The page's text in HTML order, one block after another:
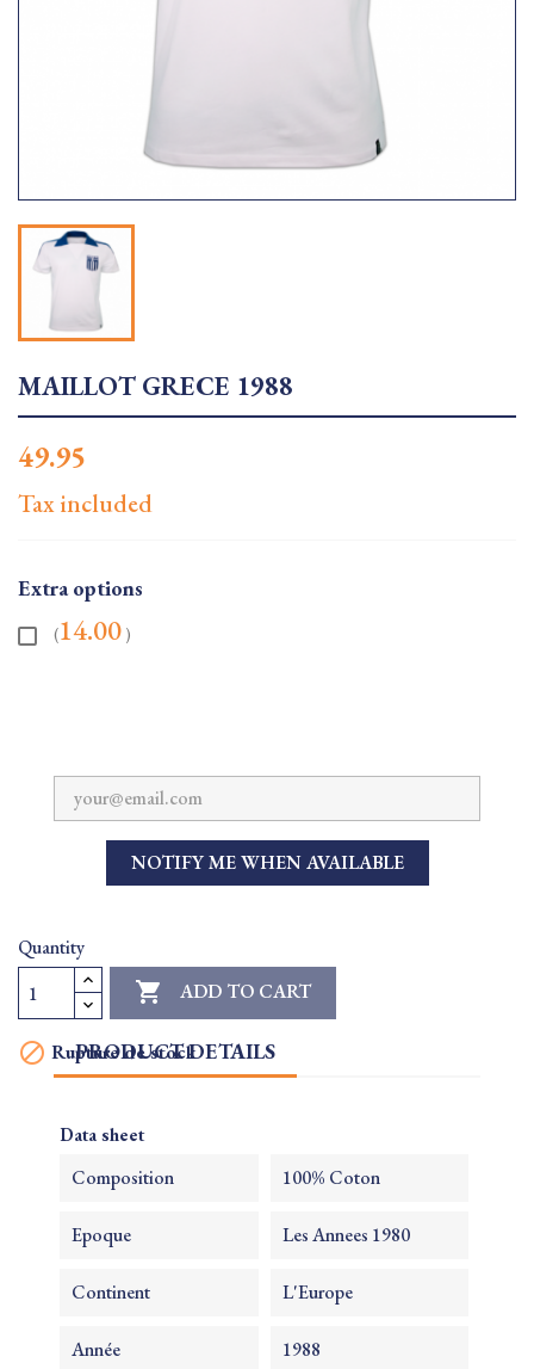
MAILLOT GRECE 1988
49.95
Tax included
Extra options
(14.00 )
Quantity
 ADD TO CART
 Rupture de stock
NOTIFY ME WHEN AVAILABLE
PRODUCT DETAILS
Data sheet
Composition 100% Coton
Epoque Les Annees 1980
Continent L'Europe
Année 1988